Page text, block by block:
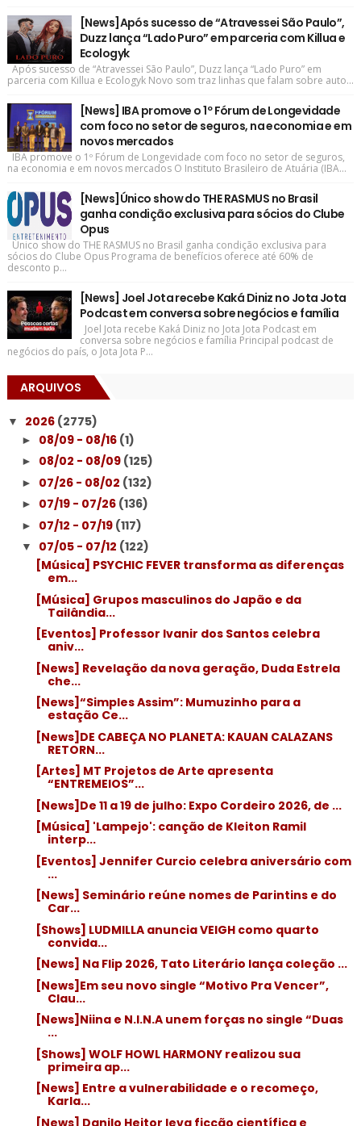
[News]Após sucesso de “Atravessei São Paulo”,
Duzz lança “Lado Puro” em parceria com Killua e
Ecologyk
Após sucesso de “Atravessei São Paulo”, Duzz lança “Lado Puro” em
parceria com Killua e Ecologyk Novo som traz linhas que falam sobre auto...
[News] IBA promove o 1º Fórum de Longevidade
com foco no setor de seguros, na economia e em
novos mercados
IBA promove o 1º Fórum de Longevidade com foco no setor de seguros,
na economia e em novos mercados O Instituto Brasileiro de Atuária (IBA...
[News]Único show do THE RASMUS no Brasil
ganha condição exclusiva para sócios do Clube
Opus
Único show do THE RASMUS no Brasil ganha condição exclusiva para
sócios do Clube Opus Programa de benefícios oferece até 60% de
desconto p...
[News] Joel Jota recebe Kaká Diniz no Jota Jota
Podcast em conversa sobre negócios e família
Joel Jota recebe Kaká Diniz no Jota Jota Podcast em
conversa sobre negócios e família Principal podcast de
negócios do país, o Jota Jota P...
ARQUIVOS
▼ 2026 (2775)
► 08/09 - 08/16 (1)
► 08/02 - 08/09 (125)
► 07/26 - 08/02 (132)
► 07/19 - 07/26 (136)
► 07/12 - 07/19 (117)
▼ 07/05 - 07/12 (122)
[Música] PSYCHIC FEVER transforma as diferenças
em...
[Música] Grupos masculinos do Japão e da
Tailândia...
[Eventos] Professor Ivanir dos Santos celebra
aniv...
[News] Revelação da nova geração, Duda Estrela
che...
[News]“Simples Assim”: Mumuzinho para a
estação Ce...
[News]DE CABEÇA NO PLANETA: KAUAN CALAZANS
RETORN...
[Artes] MT Projetos de Arte apresenta
“ENTREMEIOS”...
[News]De 11 a 19 de julho: Expo Cordeiro 2026, de ...
[Música] 'Lampejo': canção de Kleiton Ramil
interp...
[Eventos] Jennifer Curcio celebra aniversário com
...
[News] Seminário reúne nomes de Parintins e do
Car...
[Shows] LUDMILLA anuncia VEIGH como quarto
convida...
[News] Na Flip 2026, Tato Literário lança coleção ...
[News]Em seu novo single “Motivo Pra Vencer”,
Clau...
[News]Niina e N.I.N.A unem forças no single “Duas
...
[Shows] WOLF HOWL HARMONY realizou sua
primeira ap...
[News] Entre a vulnerabilidade e o recomeço,
Karla...
[News] Danilo Heitor leva ficção científica e